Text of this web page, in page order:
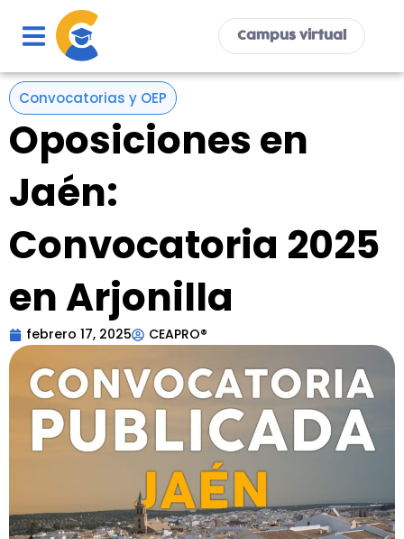
contenido
Campus virtual
Convocatorias y OEP
Oposiciones en
Jaén:
Convocatoria 2025
en Arjonilla
febrero 17, 2025 CEAPRO®